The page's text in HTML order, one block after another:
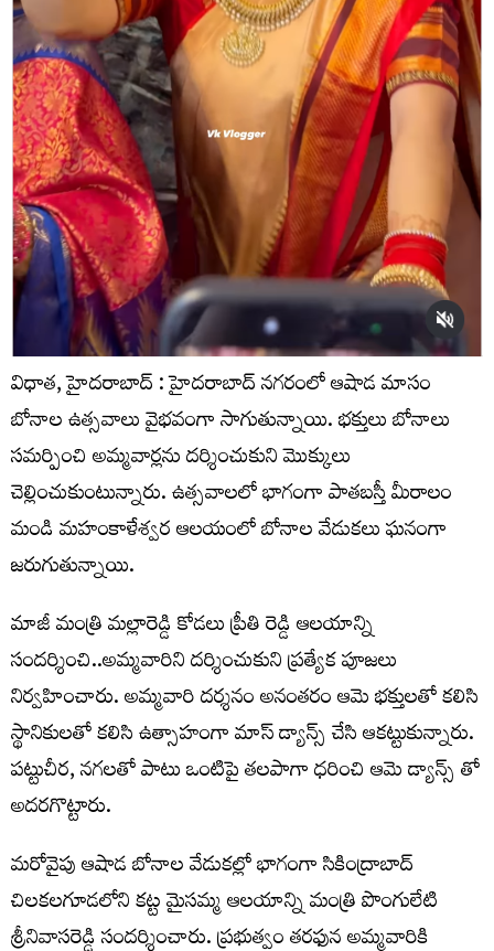
విధాత, హైదరాబాద్ : హైదరాబాద్ నగరంలో ఆషాడ మాసం
బోనాల ఉత్సవాలు వైభవంగా సాగుతున్నాయి. భక్తులు బోనాలు
సమర్పించి అమ్మవార్లను దర్శించుకుని మొక్కులు
చెల్లించుకుంటున్నారు. ఉత్సవాలలో భాగంగా పాతబస్తీ మీరాలం
మండి మహంకాళేశ్వర ఆలయంలో బోనాల వేడుకలు ఘనంగా
జరుగుతున్నాయి.
మాజీ మంత్రి మల్లారెడ్డి కోడలు ప్రీతి రెడ్డి ఆలయాన్ని
సందర్శించి..అమ్మవారిని దర్శించుకుని ప్రత్యేక పూజలు
నిర్వహించారు. అమ్మవారి దర్శనం అనంతరం ఆమె భక్తులతో కలిసి
స్థానికులతో కలిసి ఉత్సాహంగా మాస్ డ్యాన్స్ చేసి ఆకట్టుకున్నారు.
పట్టుచీర, నగలతో పాటు ఒంటిపై తలపాగా ధరించి ఆమె డ్యాన్స్ తో
అదరగొట్టారు.
మరోవైపు ఆషాడ బోనాల వేడుకల్లో భాగంగా సికింద్రాబాద్
చిలకలగూడలోని కట్ట మైసమ్మ ఆలయాన్ని మంత్రి పొంగులేటి
శ్రీనివాసరెడ్డి సందర్శించారు. ప్రభుత్వం తరఫున అమ్మవారికి